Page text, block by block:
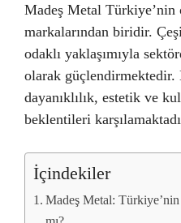
Madeş Metal Türkiye’nin
markalarından biridir.
odaklı yaklaşımıyla
olarak
dayanıklılık, estetik ve
beklentileri
İçindekiler
Madeş Metal: